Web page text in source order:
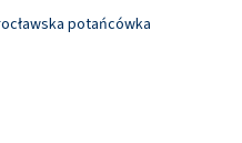
potańcówka